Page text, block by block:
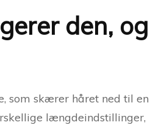
den, og
som skærer håret ned til en
længdeindstillinger,